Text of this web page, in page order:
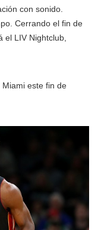
con sonido.
Cerrando el fin de
el LIV Nightclub,
este fin de